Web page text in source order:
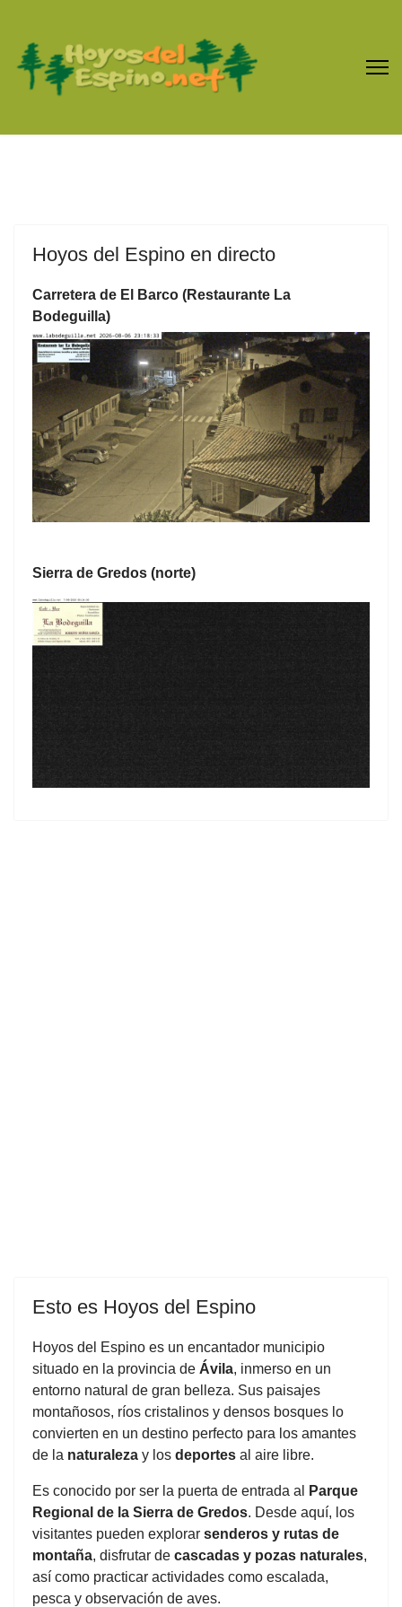
Hoyos del Espino en directo
Carretera de El Barco (Restaurante La
Bodeguilla)
Sierra de Gredos (norte)
Esto es Hoyos del Espino
Hoyos del Espino es un encantador municipio
situado en la provincia de Ávila, inmerso en un
entorno natural de gran belleza. Sus paisajes
montañosos, ríos cristalinos y densos bosques lo
convierten en un destino perfecto para los amantes
de la naturaleza y los deportes al aire libre.
Es conocido por ser la puerta de entrada al
Parque
Regional de la Sierra de Gredos. Desde aquí, los
visitantes pueden explorar senderos y rutas de
montaña, disfrutar de cascadas y pozas naturales,
así como practicar actividades como escalada,
pesca y observación de aves.